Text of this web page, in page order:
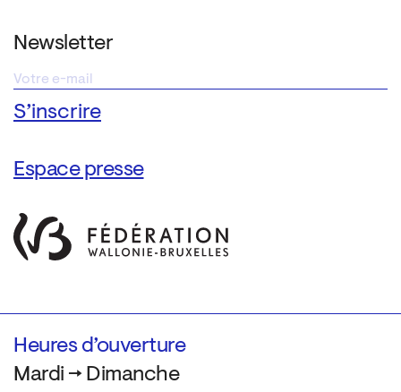
Newsletter
Espace presse
Heures d’ouverture
Mardi → Dimanche